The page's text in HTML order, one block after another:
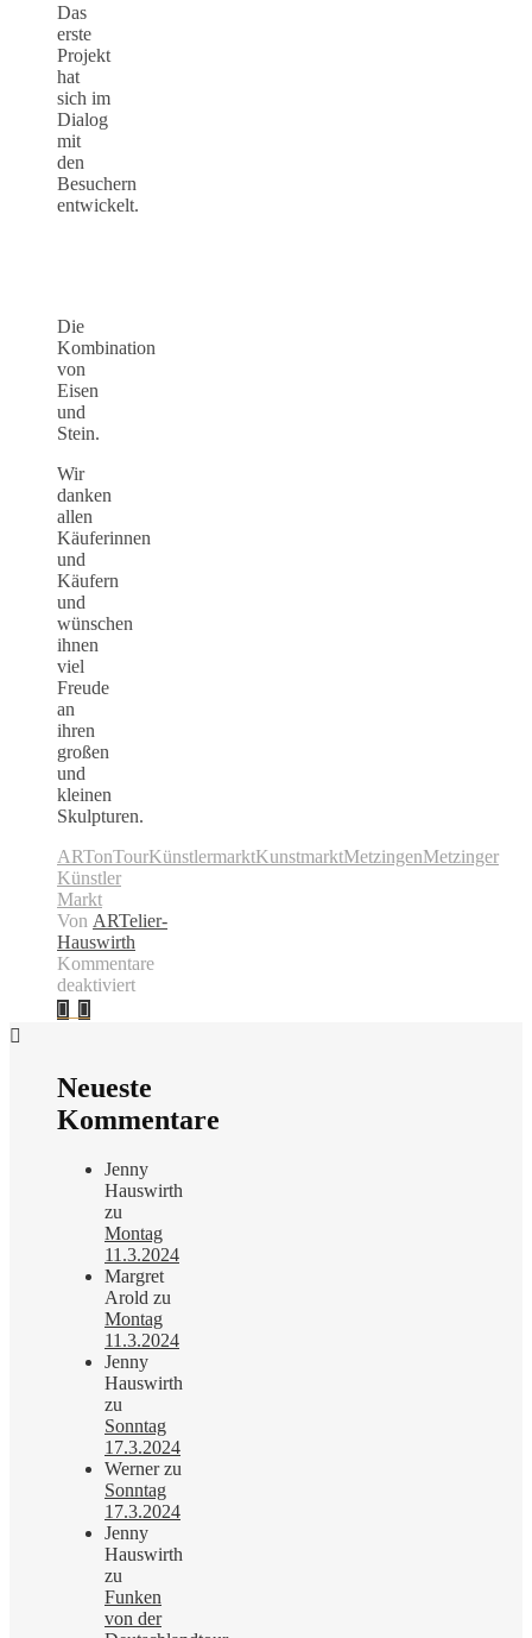
Das
erste
Projekt
hat
sich im
Dialog
mit
den
Besuchern
entwickelt.
Die
Kombination
von
Eisen
und
Stein.
Wir
danken
allen
Käuferinnen
und
Käufern
und
wünschen
ihnen
viel
Freude
an
ihren
großen
und
kleinen
Skulpturen.
ARTonTourKünstlermarktKunstmarktMetzingenMetzinger
Künstler
Markt
Von ARTelier-
Hauswirth
Kommentare
deaktiviert
für
Kunstmarkt
Neueste
Kommentare
Jenny
Hauswirth
zu
Montag
11.3.2024
Margret
Arold zu
Montag
11.3.2024
Jenny
Hauswirth
zu
Sonntag
17.3.2024
Wernerzu
Sonntag
17.3.2024
Jenny
Hauswirth
zu
Funken
von der